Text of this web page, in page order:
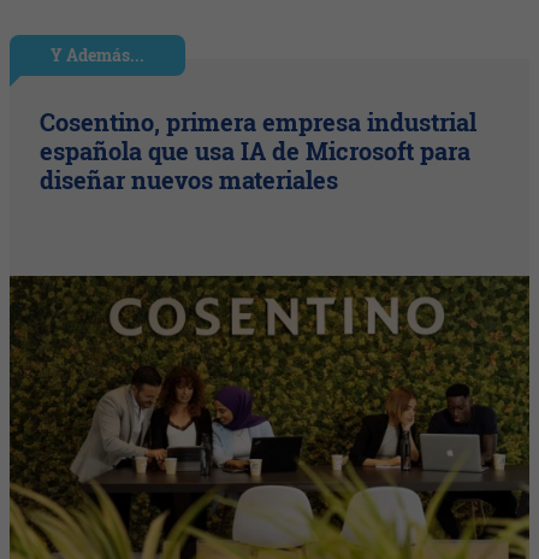
Y Además...
Cosentino, primera empresa industrial
española que usa IA de Microsoft para
diseñar nuevos materiales